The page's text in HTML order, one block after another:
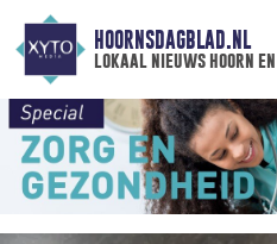
HOORNSDAGBLAD.NL
lokaal nieuws hoorn